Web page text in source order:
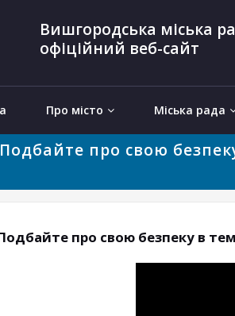
Вишгородська міська
офіційний веб-сайт
Про місто Міська рада
про свою
про свою безпеку в